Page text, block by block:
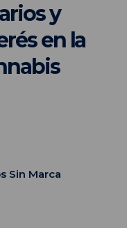
y
en la
Sin Marca